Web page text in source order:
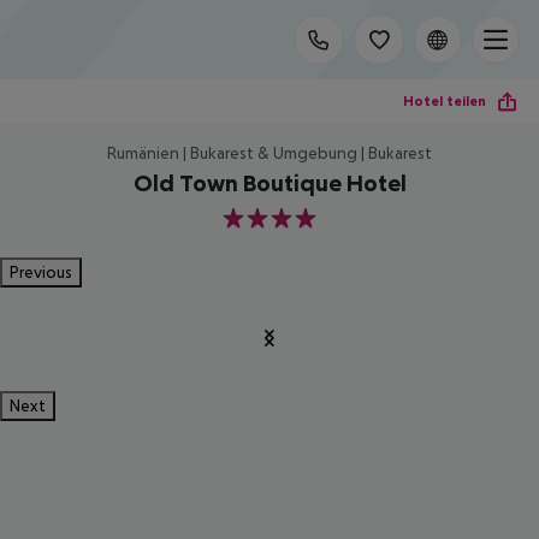
Hotel teilen
Rumänien | Bukarest & Umgebung | Bukarest
Old Town Boutique Hotel
4
Previous
Next